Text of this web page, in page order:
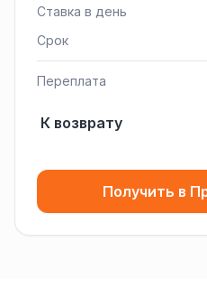
Ставка в день
Срок
Переплата
К возврату
Получить в